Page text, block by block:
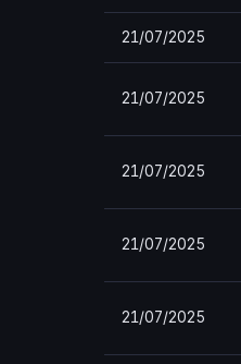
21/07/2025
21/07/2025
21/07/2025
21/07/2025
21/07/2025